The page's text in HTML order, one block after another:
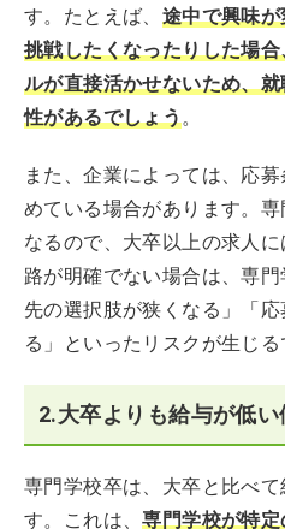
す。たとえば、 途中で興味
挑戦したくなったりした場
ルが直接活かせないため、
性があるでしょう。
また、企業によっては、応
めている場合があります。
なるので、大卒以上の求人
路が明確でない場合は、専
先の選択肢が狭くなる」「
る」といったリスクが生じる
2.大卒よりも給与が低い
専門学校卒は、大卒と比べ
す。これは、専門学校が特